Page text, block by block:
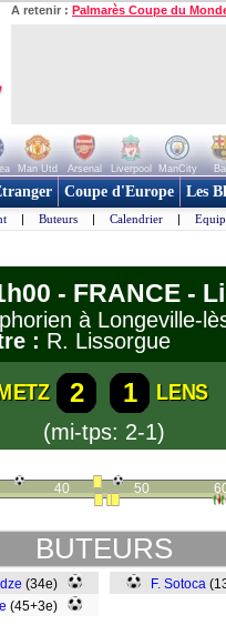
A retenir : Palmarès Coupe du
Man Utd Arsenal Liverpool ManCity
Coupe d'Europe Les
| Buteurs | Calendrier |
- FRANCE -
à
: R. Lissorgue
2 1
LENS
(mi-tps: 2-1)
40 50
BUTEURS
(34e)
(45+3e)
F. Sotoca